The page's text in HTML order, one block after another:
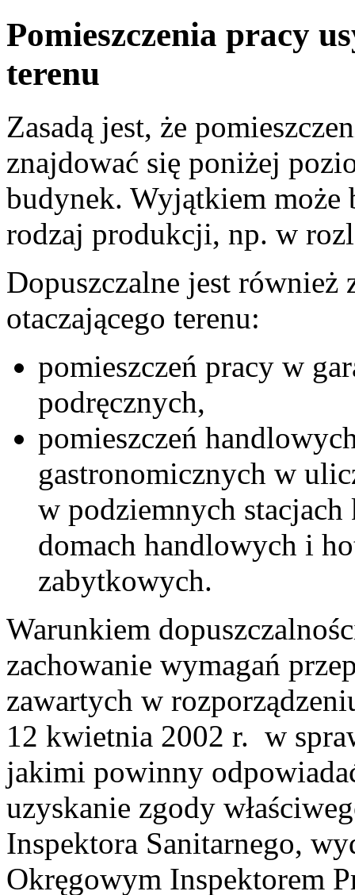
Pomieszczenia pracy
terenu
Zasadą jest, że
znajdować się poniżej
budynek. Wyjątkiem może
rodzaj produkcji, np. w
Dopuszczalne jest
otaczającego terenu:
pomieszczeń pracy w
podręcznych,
pomieszczeń
gastronomicznych w
w podziemnych
domach handlowych i
zabytkowych.
Warunkiem
zachowanie wymagań
zawartych w
12 kwietnia 2002 r. w
jakimi powinny
uzyska­nie zgody
Inspektora Sanitarnego,
Okręgowym Inspektorem